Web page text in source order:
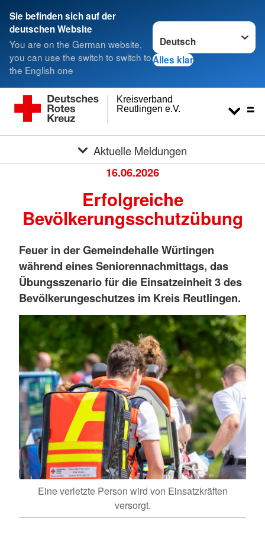
Sie befinden sich auf der
deutschen Website
You are on the German website,
you can use the switch to switch to
the English one
Sprache wechseln zu
Alles klar
Reutlingen e.V.
Kreisverband
Aktuelle Meldungen
16.06.2026
Erfolgreiche
Bevölkerungsschutzübung
Feuer in der Gemeindehalle Würtingen
während eines Seniorennachmittags, das
Übungsszenario für die Einsatzeinheit 3 des
Bevölkerungeschutzes im Kreis Reutlingen.
Eine verletzte Person wird von Einsatzkräften
versorgt.